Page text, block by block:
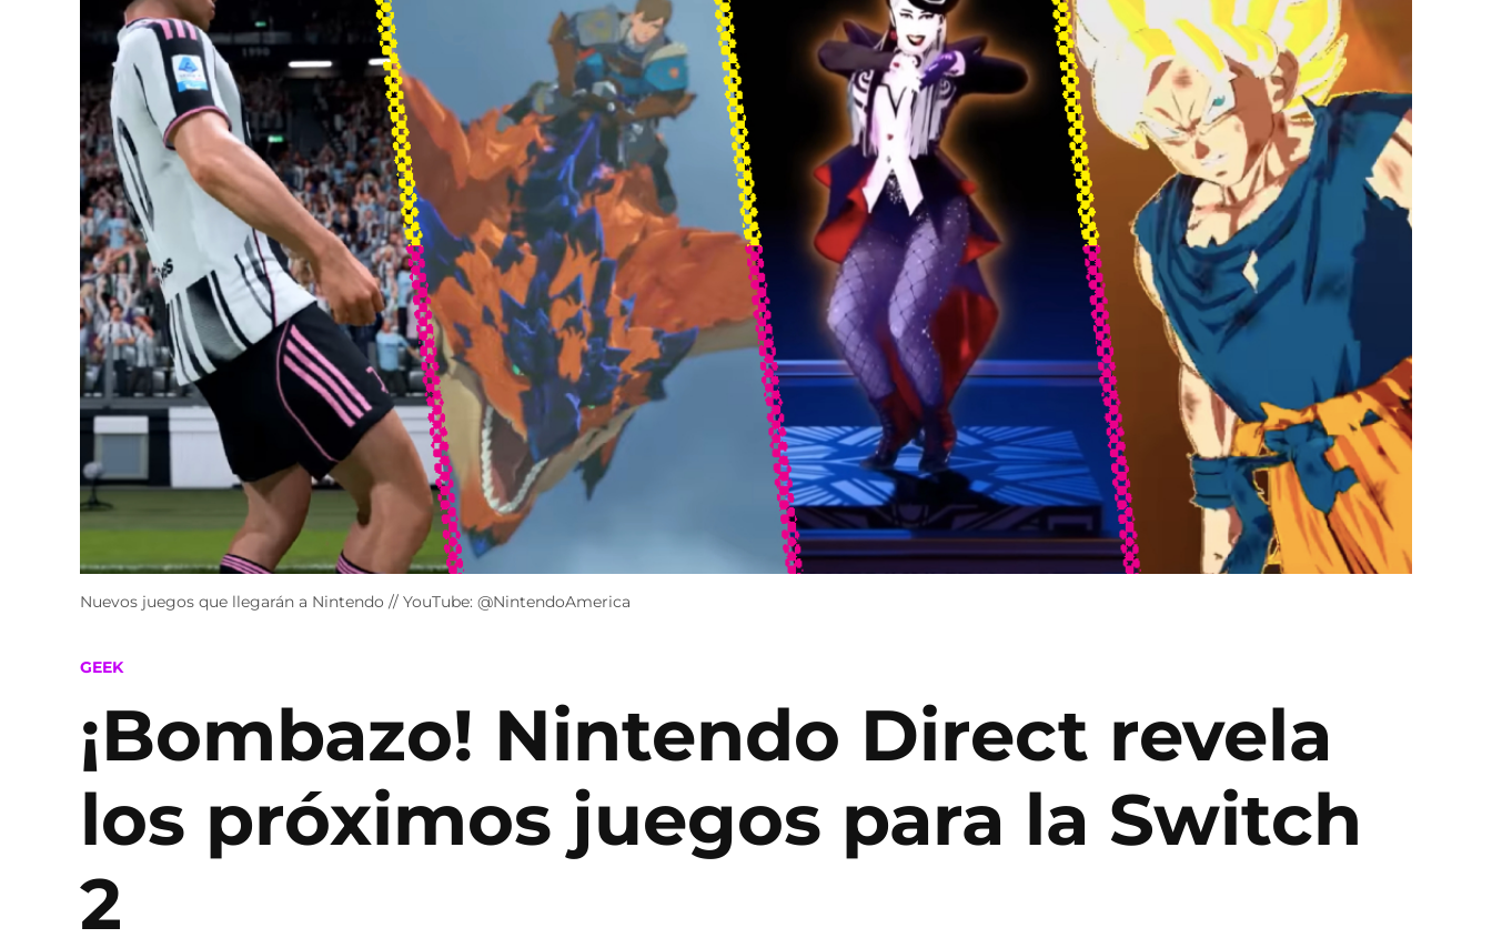
Nuevos juegos que llegarán a Nintendo // YouTube: @NintendoAmerica
POSTED
GEEK
¡Bombazo! Nintendo Direct revela
los próximos juegos para la Switch
2